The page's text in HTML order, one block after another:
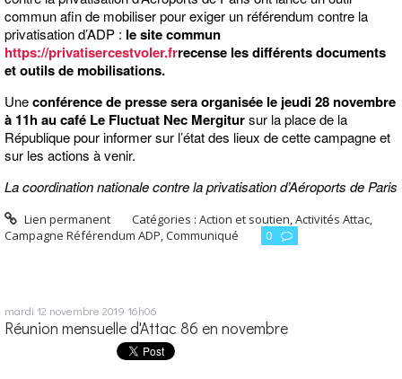
commun afin de mobiliser pour exiger un référendum contre la
privatisation d’ADP : le site commun
https://privatisercestvoler.frrecense les différents documents
et outils de mobilisations.
Uneconférence de presse sera organisée le jeudi 28 novembre
à 11h au café Le Fluctuat Nec Mergitursur la place de la
République pour informer sur l’état des lieux de cette campagne et
sur les actions à venir.
La coordination nationale contre la privatisation d’Aéroports de Paris
Lien permanent Catégories :Action et soutien,Activités Attac,
Campagne Référendum ADP,Communiqué 0
mardi 12 novembre 2019 16h06
Réunion mensuelle d'Attac 86 en novembre